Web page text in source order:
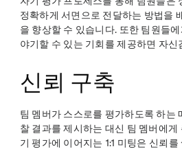
정확하게 서면으로 전달하는 방법을
을 향상할 수 있습니다. 또한 팀원들
야기할 수 있는 기회를 제공하면 자
신뢰 구축
팀 멤버가 스스로를 평가하도록 하는
찰 결과를 제시하는 대신 팀 멤버에
기 평가에 이어지는 1:1 미팅은 신뢰